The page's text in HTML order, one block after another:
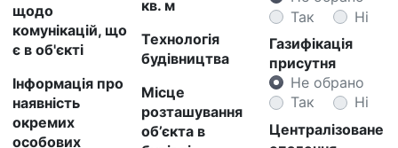
щодо
комунікацій, що
є в об'єкті
Інформація про
наявність
окремих
особових
кв. м
Технологія
будівництва
Місце
розташування
об’єкта в
Так
Ні
Газифікація
присутня
Не обрано
Так
Ні
Централізоване